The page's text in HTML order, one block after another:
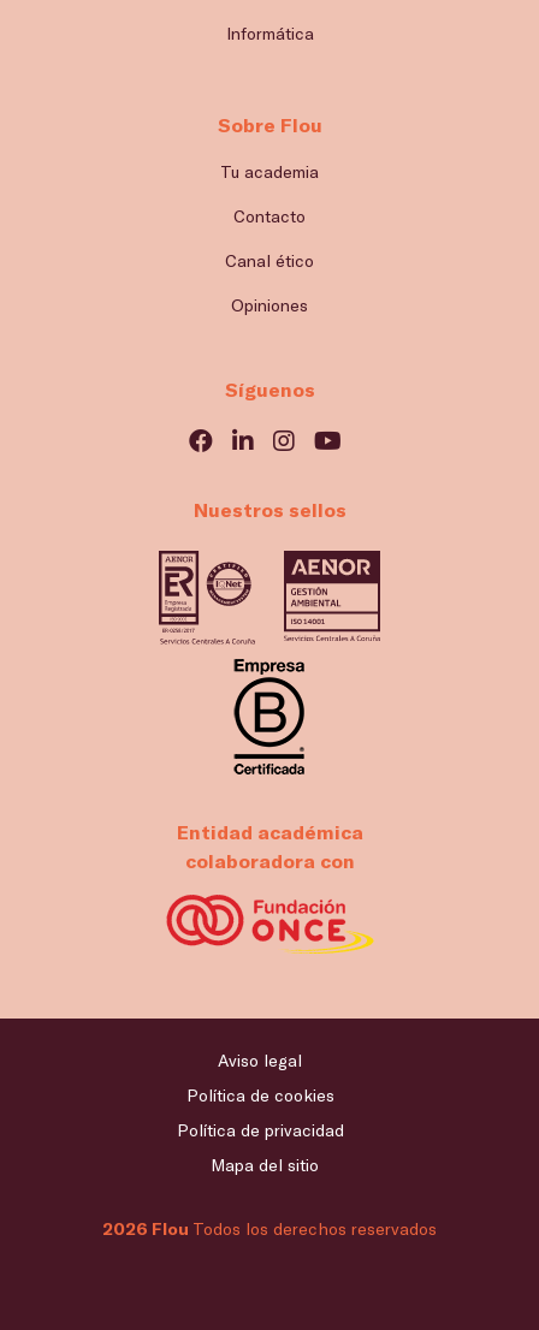
Informática
Sobre Flou
Tu academia
Contacto
Canal ético
Opiniones
Síguenos
Nuestros sellos
Entidad académica
colaboradora con
2026 Flou Todos los derechos reservados
Aviso legal
Política de cookies
Política de privacidad
Mapa del sitio